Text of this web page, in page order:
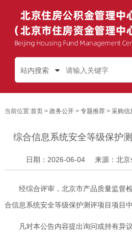
站内搜索
当前位置:首页> 政务公开> 专题推荐> 采购信
综合信息系统安全等级保护
日期：2026-06-04 来源：北
经综合评审，北京市产品质量监督
合信息系统安全等级保护测评项目项目中
凡对本公告内容提出询问或持有异